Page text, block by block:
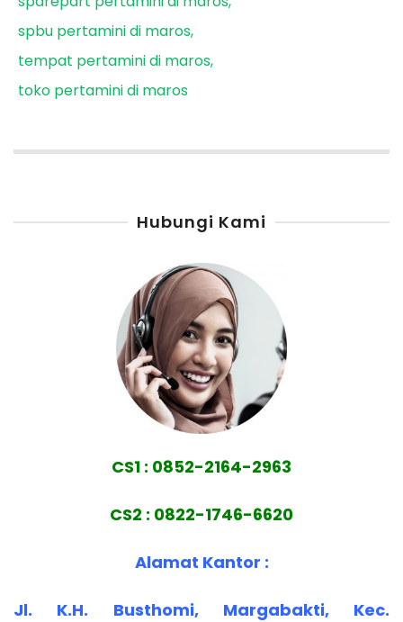
spbu pertamini di maros
tempat pertamini di maros
toko pertamini di maros
Hubungi Kami
CS1 : 0852-2164-2963
CS2 : 0822-1746-6620
Alamat Kantor :
Jl. K.H. Busthomi, Margabakti, Kec.